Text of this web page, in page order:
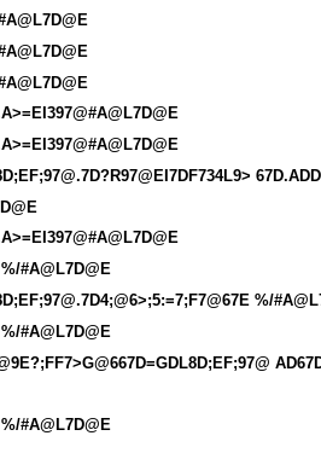
#A@L7D@E
%/
#A@L7D@E
#A@L7D@E